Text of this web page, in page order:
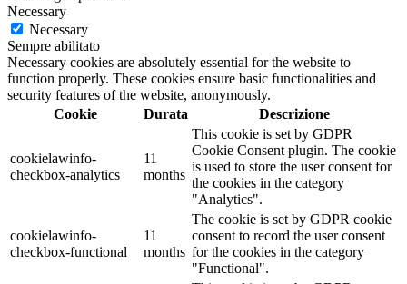
Necessary
Necessary
Sempre abilitato
Necessary cookies are absolutely essential for the website to
function properly. These cookies ensure basic functionalities and
security features of the website, anonymously.
Cookie
Durata Descrizione
cookielawinfo-
checkbox-analytics
11
months
This cookie is set by GDPR
Cookie Consent plugin. The cookie
is used to store the user consent for
the cookies in the category
"Analytics".
cookielawinfo-
checkbox-functional
11
months
The cookie is set by GDPR cookie
consent to record the user consent
for the cookies in the category
"Functional".